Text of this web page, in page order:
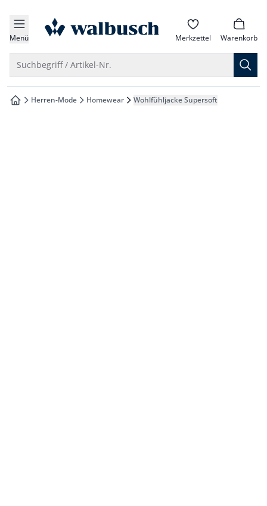
springen
springen
springen
springen
Menü zur Startseite Merkzettel Warenkorb
Suchbegriff / Artikel-Nr.
zur Startseite
Herren-Mode Homewear Wohlfühljacke Supersoft